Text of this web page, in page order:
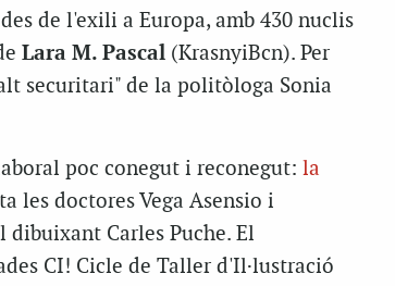
de l'exili a Europa, amb 430 nuclis
Lara M. Pascal(KrasnyiBcn). Per
securitari" de la politòloga Sonia
poc conegut i reconegut: la
les doctores Vega Asensio i
Carles Puche. El
CI! Cicle de Taller d'Il·lustració